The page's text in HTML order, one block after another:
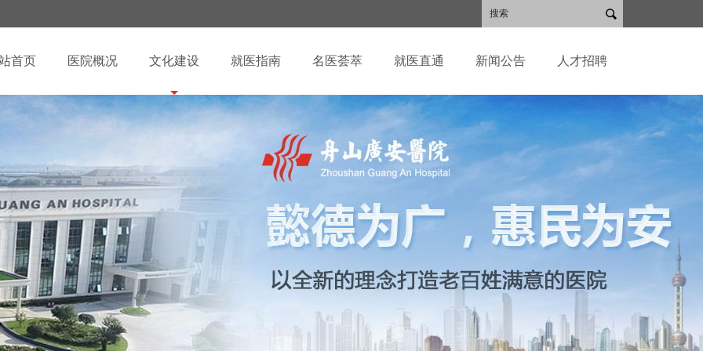
首页 医院概况 文化建设 就医指南 名医荟萃 就医直通 新闻公告 人才招聘